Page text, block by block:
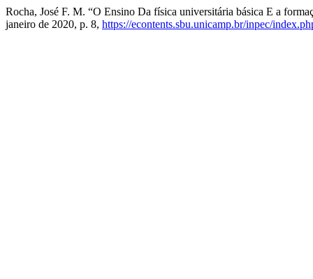
Rocha, José F. M. “O Ensino Da física universitária básica E a
janeiro de 2020, p. 8, https://econtents.sbu.unicamp.br/inpec/